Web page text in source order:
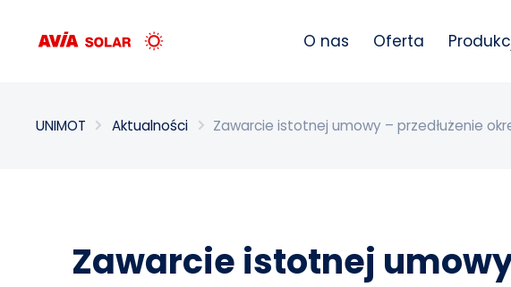
O nas Oferta
UNIMOT Aktualności Zawarcie istotnej umowy – przedłużenie
Zawarcie istotnej